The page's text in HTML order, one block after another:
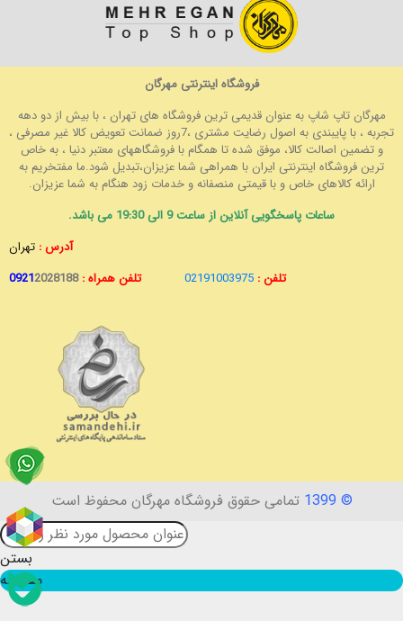
فروشگاه اینترنتی مهرگان
مهرگان تاپ شاپ به عنوان قدیمی ترین فروشگاه های تهران ، با بیش از دو دهه
تجربه ، با پایبندی به اصول رضایت مشتری ،7روز ضمانت تعویض کالا غیر مصرفی ،
و تضمین اصالت کالا، موفق شده تا همگام با فروشگاههای معتبر دنیا ، به خاص
ترین فروشگاه اینترنتی ایران با همراهی شما عزیزان،تبدیل شود.ما مفتخریم به
ارائه کالاهای خاص و با قیمتی منصفانه و خدمات زود هنگام به شما عزیزان.
ساعات پاسخگویی آنلاین از ساعت 9 الی 19:30 می باشد.
آدرس : تهران
تلفن : 02191003975 تلفن همراه : 09212028188
© 1399 تمامی حقوق فروشگاه مهرگان محفوظ است
بستن
مقایسه